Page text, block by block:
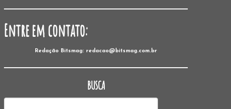
Entre em contato:
Redação Bitsmag: redacao@bitsmag.com.br
BUSCA